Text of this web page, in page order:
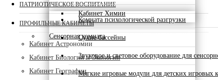
Кабинет Химии
Сенсорная комната
Комната психологической разгрузки
Сухие бассейны
Звуковое и световое оборудование для
Мягкие игровые модули для детских игровых
ПАТРИОТИЧЕСКОЕ ВОСПИТАНИЕ
ПРОФИЛЬНЫЕ КАБИНЕТЫ
Кабинет Астрономии
Кабинет Биологии и Экологии
Кабинет Географии